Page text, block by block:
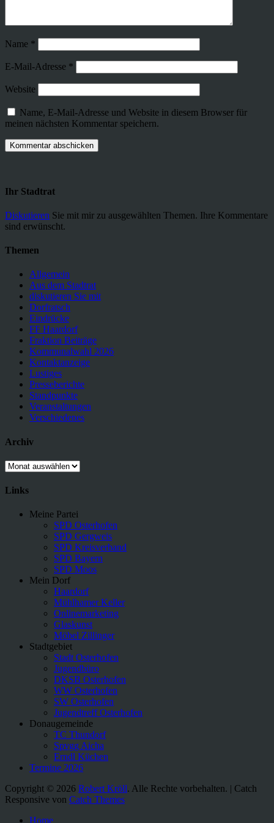
Name *
E-Mail-Adresse *
Website
Name, E-Mail-Adresse und Website in diesem Browser für
meinen nächsten Kommentar speichern.
Ihr Stadtrat
Diskutieren Sie mit mir zu ausgewählten Themen. Ihre Kommentare
sind erwünscht.
Themen
Allgemein
Aus dem Stadtrat
diskutieren Sie mit
Dorfratsch
Eindrücke
FF Haardorf
Fraktion Beiträge
Kommunalwahl 2026
Kontaktanzeige
Lustiges
Presseberichte
Standpunkte
Veranstaltungen
Verschiedenes
Archiv
Archiv
Links
Meine Partei
SPD Osterhofen
SPD Gergweis
SPD Kreisverband
SPD Bayern
SPD Moos
Mein Dorf
Haardorf
Mühlhamer Keller
Onlinemarketing
Glaskunst
Möbel Zillinger
Stadtgebiet
Stadt Osterhofen
Jugendbüro
DKSB Osterhofen
WW Osterhofen
SW Osterhofen
Jugendtreff Osterhofen
Donaugemeinde
TC Thundorf
Spvgg Aicha
Erndl Küchen
Termine 2026
Copyright © 2026 Robert Kröll. Alle Rechte vorbehalten. | Catch
Responsive von Catch Themes
Home